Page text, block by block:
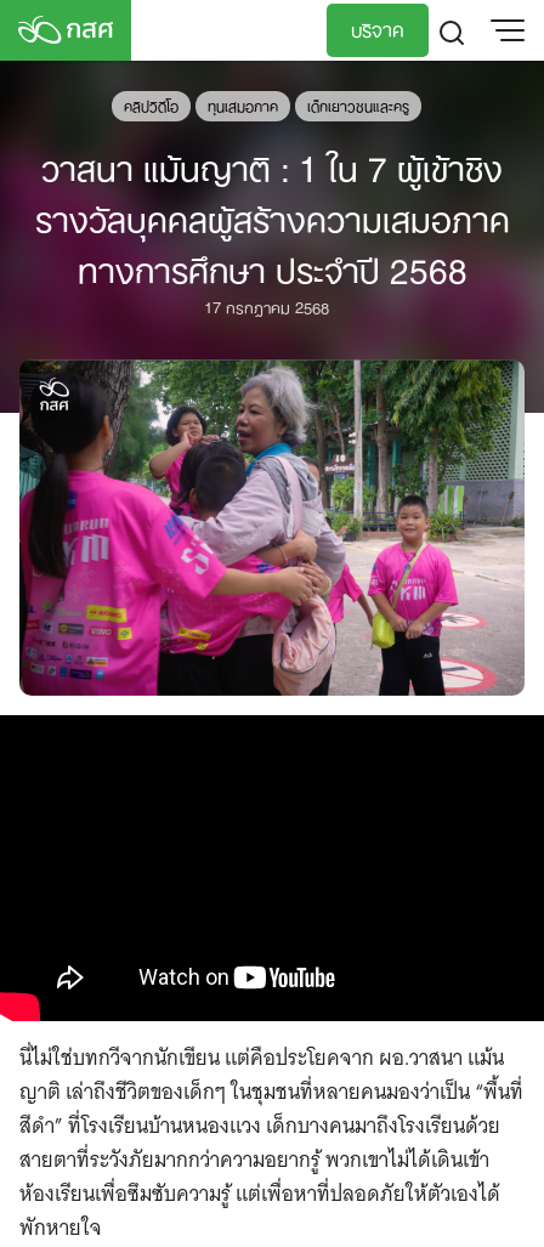
Skip
บริจาค
คลิปวิดีโอ ทุนเสมอภาค เด็กเยาวชนและครู
วาสนา แม้นญาติ : 1 ใน 7 ผู้เข้าชิง
รางวัลบุคคลผู้สร้างความเสมอภาค
ทางการศึกษา ประจำปี 2568
17 กรกฎาคม 2568
นี่ไม่ใช่บทกวีจากนักเขียน แต่คือประโยคจาก ผอ.วาสนา แม้น
ญาติ เล่าถึงชีวิตของเด็กๆ ในชุมชนที่หลายคนมองว่าเป็น “พื้นที่
สีดำ” ที่โรงเรียนบ้านหนองแวง เด็กบางคนมาถึงโรงเรียนด้วย
สายตาที่ระวังภัยมากกว่าความอยากรู้ พวกเขาไม่ได้เดินเข้า
ห้องเรียนเพื่อซึมซับความรู้ แต่เพื่อหาที่ปลอดภัยให้ตัวเองได้
พักหายใจ